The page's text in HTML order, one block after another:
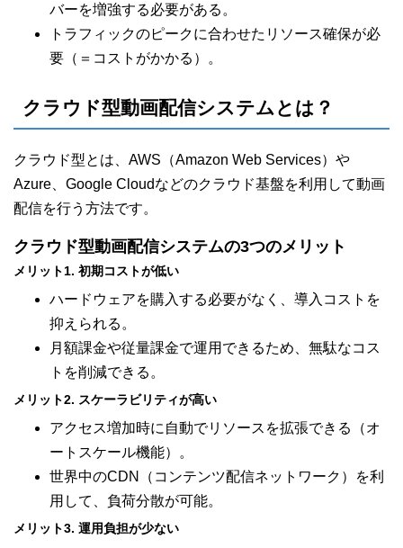
バーを増強する必要がある。
トラフィックのピークに合わせたリソース確保が必
要（＝コストがかかる）。
クラウド型動画配信システムとは？
クラウド型とは、AWS（Amazon Web Services）や
Azure、Google Cloudなどのクラウド基盤を利用して動画
配信を行う方法です。
クラウド型動画配信システムの3つのメリット
メリット1. 初期コストが低い
ハードウェアを購入する必要がなく、導入コストを
抑えられる。
月額課金や従量課金で運用できるため、無駄なコス
トを削減できる。
メリット2. スケーラビリティが高い
アクセス増加時に自動でリソースを拡張できる（オ
ートスケール機能）。
世界中のCDN（コンテンツ配信ネットワーク）を利
用して、負荷分散が可能。
メリット3. 運用負担が少ない